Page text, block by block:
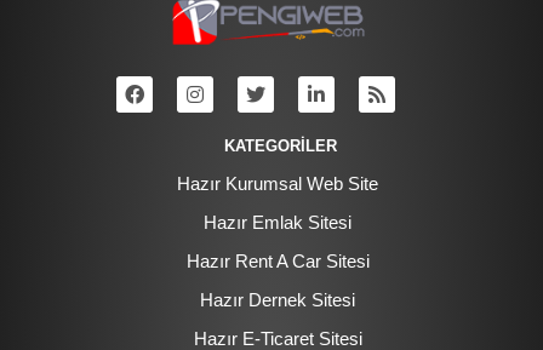
KATEGORİLER
Hazır Kurumsal Web Site
Hazır Emlak Sitesi
Hazır Rent A Car Sitesi
Hazır Dernek Sitesi
Hazır E-Ticaret Sitesi